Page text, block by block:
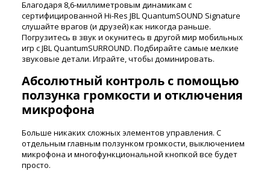
Благодаря 8,6-миллиметровым динамикам с
сертифицированной Hi-Res JBL QuantumSOUND Signature
слушайте врагов (и друзей) как никогда раньше.
Погрузитесь в звук и окунитесь в другой мир мобильных
игр с JBL QuantumSURROUND. Подбирайте самые мелкие
звуковые детали. Играйте, чтобы доминировать.
Абсолютный контроль с помощью
ползунка громкости и отключения
микрофона
Больше никаких сложных элементов управления. С
отдельным главным ползунком громкости, выключением
микрофона и многофункциональной кнопкой все будет
просто.